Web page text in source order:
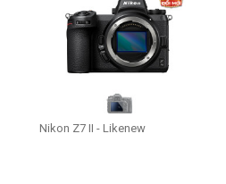
Nikon Z7 II - Likenew